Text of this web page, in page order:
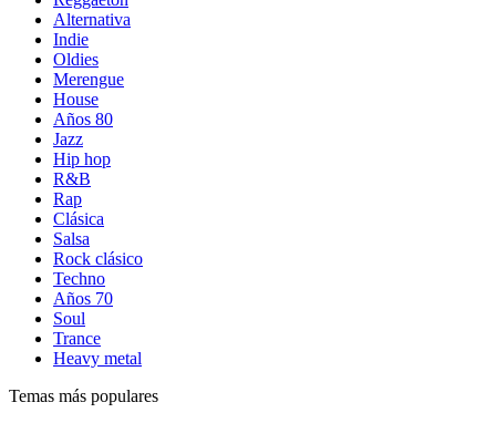
Alternativa
Indie
Oldies
Merengue
House
Años 80
Jazz
Hip hop
R&B
Rap
Clásica
Salsa
Rock clásico
Techno
Años 70
Soul
Trance
Heavy metal
Temas más populares